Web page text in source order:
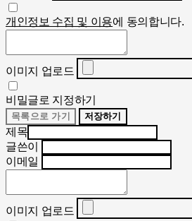
개인정보 수집 및 이용에 동의합니다.
이미지 업로드
비밀글로 지정하기
목록으로 가기 저장하기
제목
글쓴이
이메일
이미지 업로드